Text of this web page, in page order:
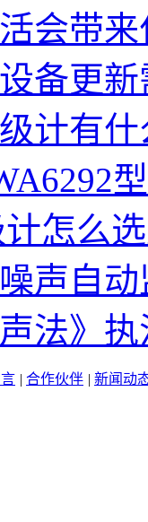
会带
备更
计有
怎么
声自动
法》
合作伙伴 新闻动